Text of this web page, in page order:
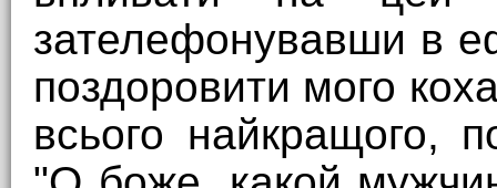
зателефонувавши в
поздоровити мого
всього найкращого,